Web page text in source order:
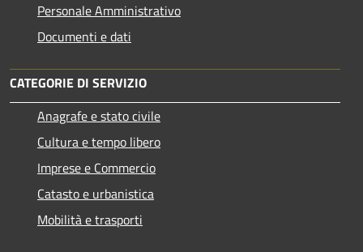
Personale Amministrativo
Documenti e dati
CATEGORIE DI SERVIZIO
Anagrafe e stato civile
Cultura e tempo libero
Imprese e Commercio
Catasto e urbanistica
Mobilità e trasporti